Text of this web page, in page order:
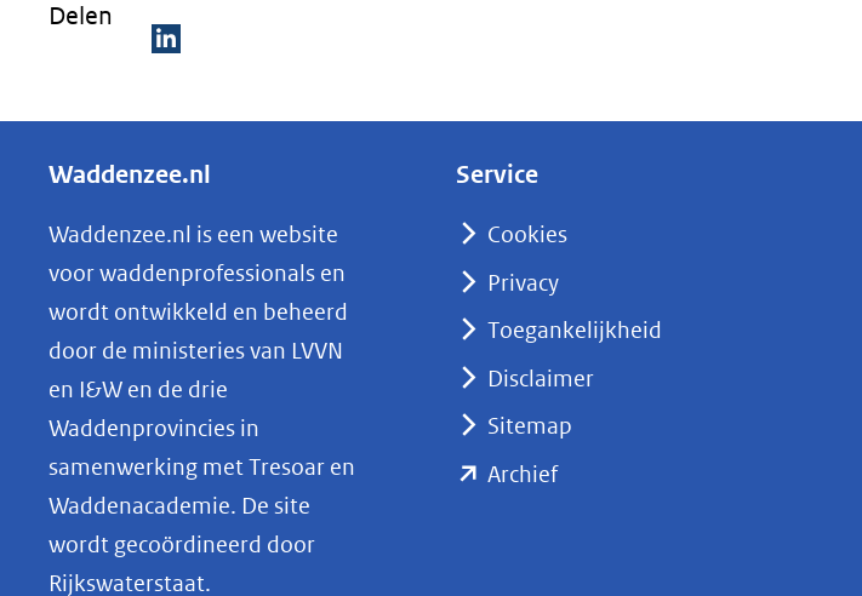
Delen
e
e
n
o
p
L
k
e
d
I
Waddenzee.nl
Waddenzee.nl is een website
voor waddenprofessionals en
wordt ontwikkeld en beheerd
door de ministeries van LVVN
en I&W en de drie
Waddenprovincies in
samenwerking met Tresoar en
Waddenacademie. De site
wordt gecoördineerd door
Rijkswaterstaat.
Service
Cookies
Privacy
Toegankelijkheid
Disclaimer
Sitemap
Archief(opent